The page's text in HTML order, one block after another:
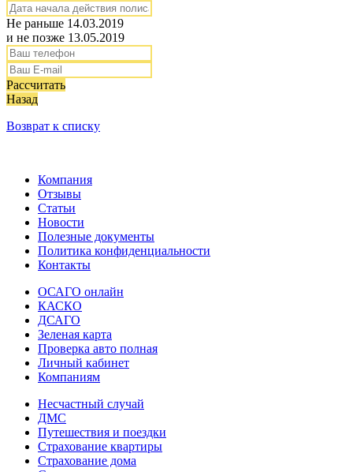
Не раньше 14.03.2019
и не позже 13.05.2019
Рассчитать
Назад
Возврат к списку
Компания
Отзывы
Статьи
Новости
Полезные документы
Политика конфиденциальности
Контакты
ОСАГО онлайн
КАСКО
ДСАГО
Зеленая карта
Проверка авто полная
Личный кабинет
Компаниям
Несчастный случай
ДМС
Путешествия и поездки
Страхование квартиры
Страхование дома